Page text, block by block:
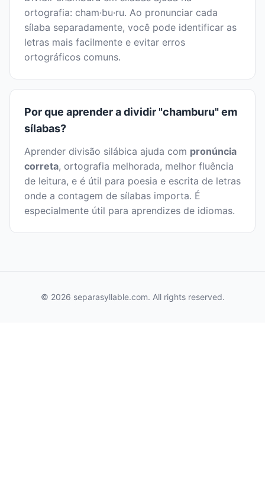
ortografia: cham·bu·ru. Ao pronunciar cada
sílaba separadamente, você pode identificar as
letras mais facilmente e evitar erros
ortográficos comuns.
Por que aprender a dividir "chamburu" em
sílabas?
Aprender divisão silábica ajuda com pronúncia
correta, ortografia melhorada, melhor fluência
de leitura, e é útil para poesia e escrita de letras
onde a contagem de sílabas importa. É
especialmente útil para aprendizes de idiomas.
© 2026 separasyllable.com. All rights reserved.